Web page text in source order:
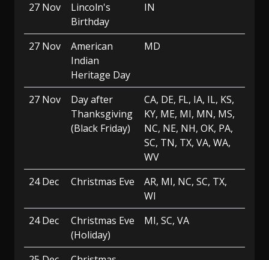
27 Nov
Lincoln's
Birthday
IN
27 Nov
American
Indian
Heritage Day
MD
27 Nov
Day after
Thanksgiving
(Black Friday)
CA, DE, FL, IA, IL, KS,
KY, ME, MI, MN, MS,
NC, NE, NH, OK, PA,
SC, TN, TX, VA, WA,
WV
24 Dec
Christmas Eve
AR, MI, NC, SC, TX,
WI
24 Dec
Christmas Eve
(Holiday)
MI, SC, VA